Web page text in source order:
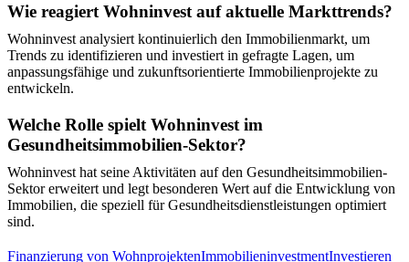
Wie reagiert Wohninvest auf aktuelle Markttrends?
Wohninvest analysiert kontinuierlich den Immobilienmarkt, um
Trends zu identifizieren und investiert in gefragte Lagen, um
anpassungsfähige und zukunftsorientierte Immobilienprojekte zu
entwickeln.
Welche Rolle spielt Wohninvest im
Gesundheitsimmobilien-Sektor?
Wohninvest hat seine Aktivitäten auf den Gesundheitsimmobilien-
Sektor erweitert und legt besonderen Wert auf die Entwicklung von
Immobilien, die speziell für Gesundheitsdienstleistungen optimiert
sind.
Finanzierung von WohnprojektenImmobilieninvestmentInvestieren